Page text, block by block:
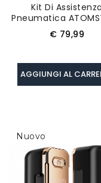
Kit Di Assistenza
Pneumatica
F30Prezzo
€ 79,99
AGGIUNGI AL
Nuovo